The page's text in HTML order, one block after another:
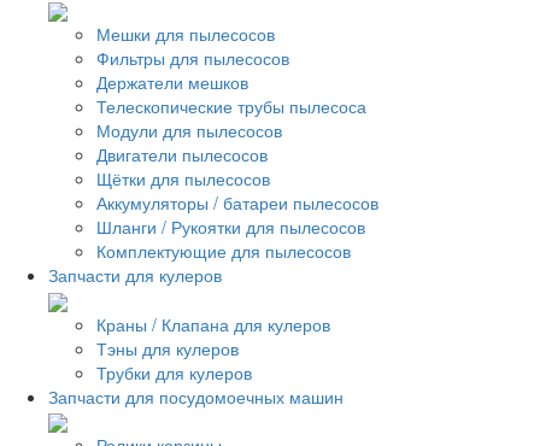
Мешки для пылесосов
Фильтры для пылесосов
Держатели мешков
Телескопические трубы пылесоса
Модули для пылесосов
Двигатели пылесосов
Щётки для пылесосов
Аккумуляторы / батареи пылесосов
Шланги / Рукоятки для пылесосов
Комплектующие для пылесосов
Запчасти для кулеров
Краны / Клапана для кулеров
Тэны для кулеров
Трубки для кулеров
Запчасти для посудомоечных машин